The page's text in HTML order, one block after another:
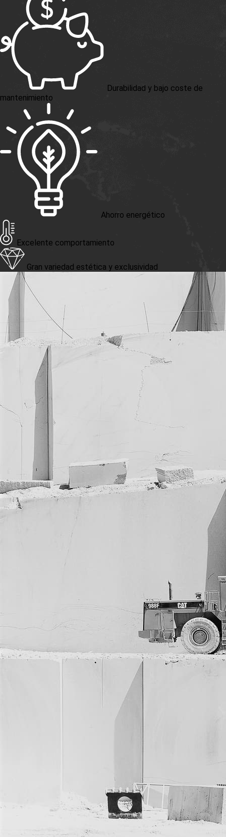
Durabilidad y bajo coste de
mantenimiento
Ahorro energético
Excelente comportamiento
Gran variedad estética y exclusividad